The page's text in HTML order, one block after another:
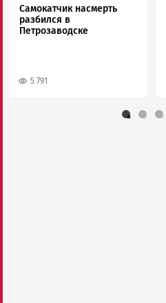
Самокатчик насмерть
разбился в
Петрозаводске
5 791